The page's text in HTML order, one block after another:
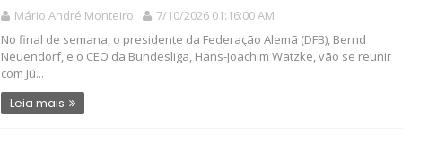
Mário André Monteiro
7/10/2026 01:16:00 AM
No final de semana, o presidente da Federação Alemã (DFB), Bernd
Neuendorf, e o CEO da Bundesliga, Hans-Joachim Watzke, vão se reunir
com Jü...
Leia mais